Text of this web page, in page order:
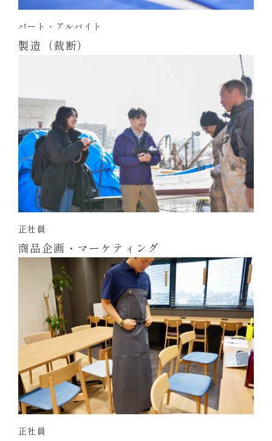
パート・アルバイト
製造（裁断）
正社員
商品企画・マーケティング
正社員